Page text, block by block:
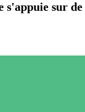
s'appuie sur